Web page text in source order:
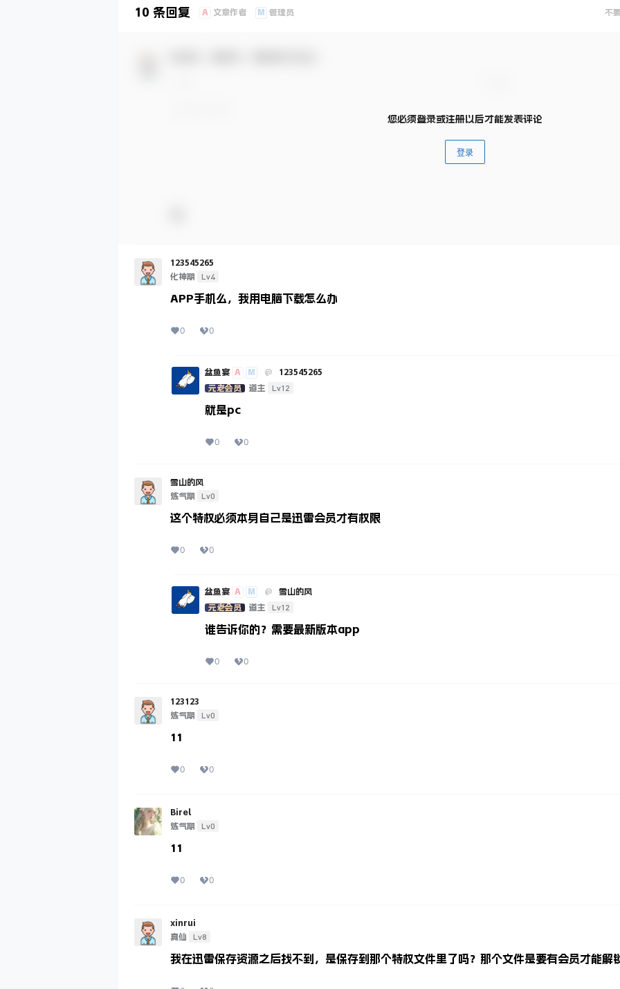
10 条回复 A 文章作者 M 管理员 不
您必须登录或注册以后才能发表评论
登录
123545265
化神期
Lv4
APP手机么，我用电脑下载怎么办
0 0
盆鱼宴 A M @
123545265
元老会员
道主 Lv12
就是pc
0 0
雪山的风
炼气期
Lv0
这个特权必须本身自己是迅雷会员才有权限
0 0
盆鱼宴 A M @
雪山的风
元老会员
道主 Lv12
谁告诉你的？需要最新版本app
0 0
123123
炼气期
Lv0
11
0 0
Birel
炼气期
Lv0
11
0 0
xinrui
真仙
Lv8
我在迅雷保存资源之后找不到，是保存到那个特权文件里了吗？那个文件是要有会员才能解